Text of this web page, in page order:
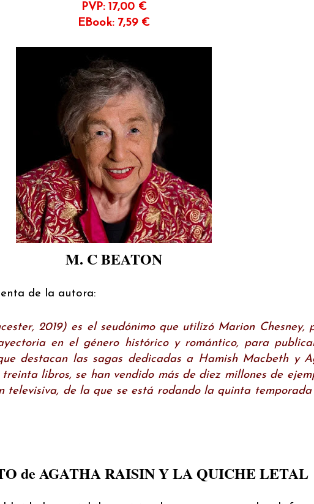
PVP: 17,00 €
EBook: 7,59 €
M. C BEATON
de la autora:
2019) es el seudónimo que utilizó Marion Chesney,
en el género histórico y romántico, para
destacan las sagas dedicadas a Hamish Macbeth y
libros, se han vendido más de diez millones de
televisiva, de la que se está rodando la quinta
de AGATHA RAISIN Y LA QUICHE LETAL